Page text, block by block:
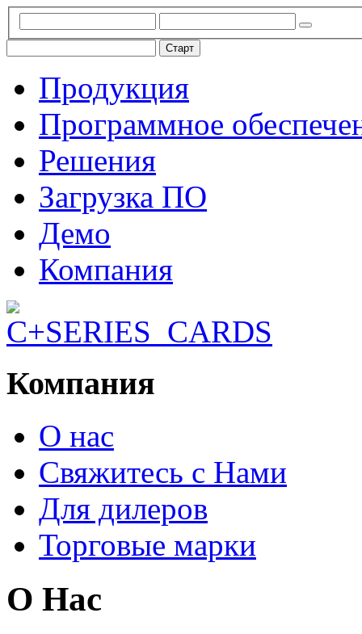
Продукция
Программное
Решения
Загрузка ПО
Демо
Компания
Компания
О нас
Свяжитесь с Нами
Для дилеров
Торговые марки
О Нас